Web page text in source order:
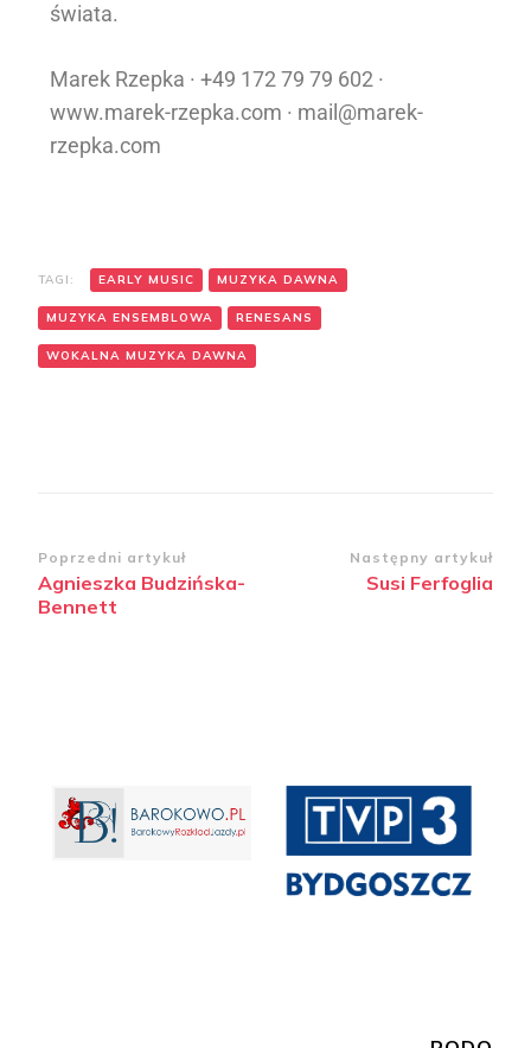
świata.
Marek Rzepka · +49 172 79 79 602 ·
www.marek-rzepka.com · mail@marek-
rzepka.com
TAGI: EARLY MUSIC MUZYKA DAWNA
MUZYKA ENSEMBLOWA RENESANS
WOKALNA MUZYKA DAWNA
Poprzedni artykuł
Agnieszka Budzińska-
Bennett
Następny artykuł
Susi Ferfoglia